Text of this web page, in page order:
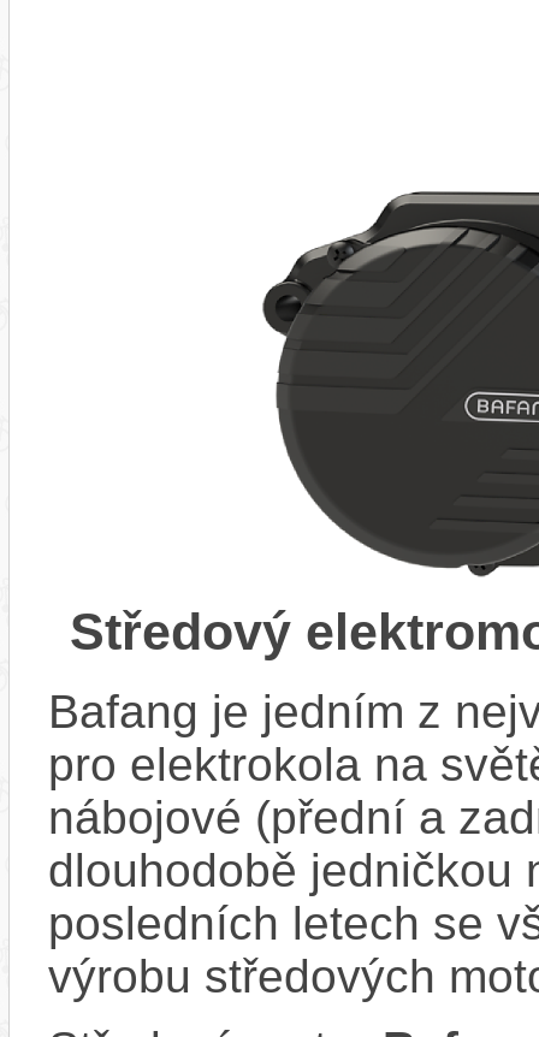
Středový
Bafang je jedním z
pro elektrokola na
nábojové (přední a
dlouhodobě jedničkou
posledních letech se
výrobu středových